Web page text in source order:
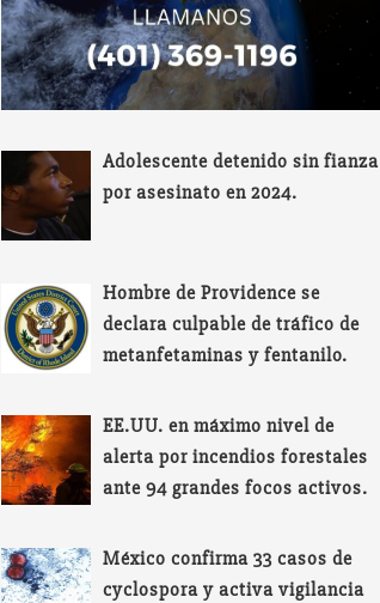
Adolescente detenido sin fianza
por asesinato en 2024.
Hombre de Providence se
declara culpable de tráfico de
metanfetaminas y fentanilo.
EE.UU. en máximo nivel de
alerta por incendios forestales
ante 94 grandes focos activos.
México confirma 33 casos de
cyclospora y activa vigilancia